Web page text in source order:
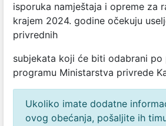
isporuka namještaja i opreme za
krajem 2024. godine očekuju
privrednih
subjekata koji će biti odabrani po
programu Ministarstva privrede
Ukoliko imate dodatne
ovog obećanja, pošaljite ih